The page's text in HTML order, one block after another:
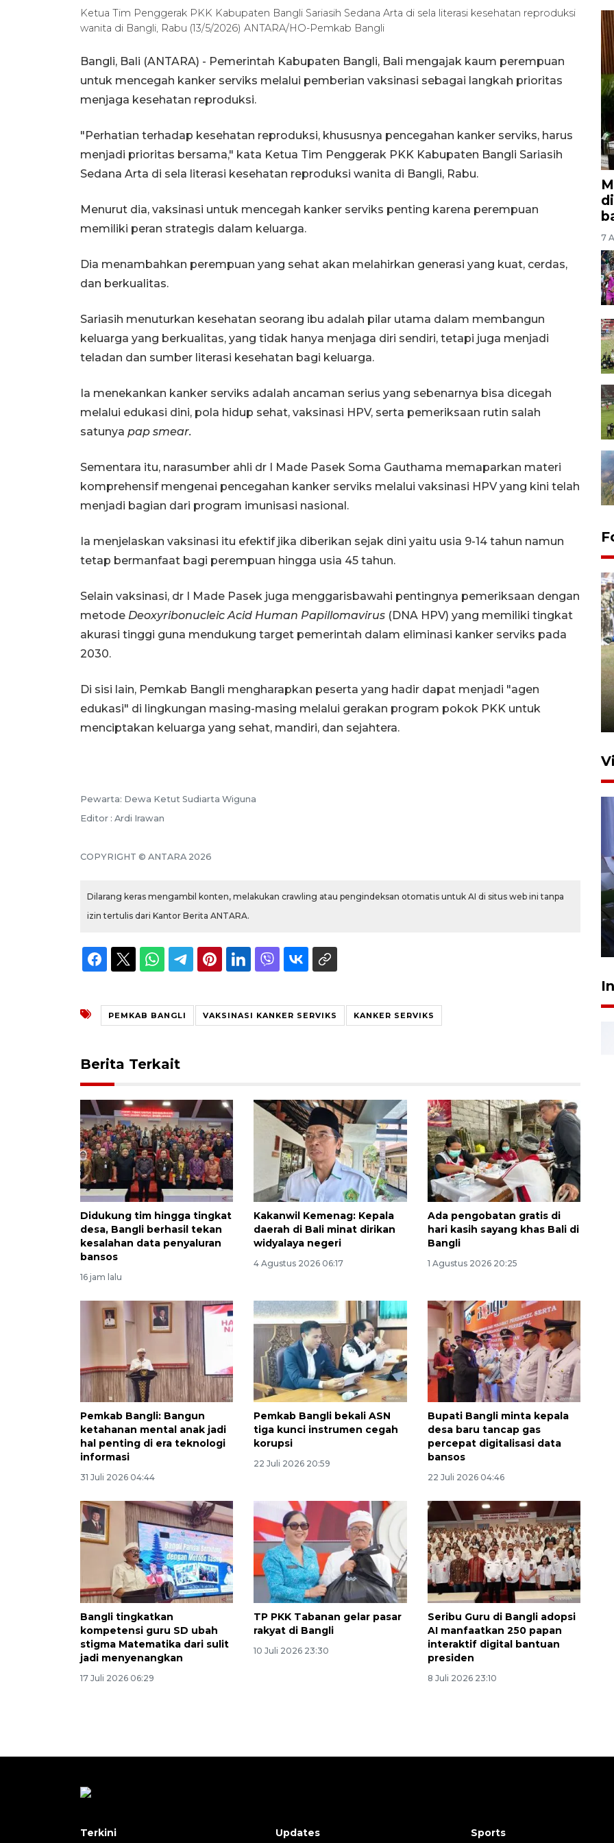
Ketua Tim Penggerak PKK Kabupaten Bangli Sariasih Sedana Arta di sela literasi kesehatan reproduksi
wanita di Bangli, Rabu (13/5/2026) ANTARA/HO-Pemkab Bangli
Bangli, Bali (ANTARA) - Pemerintah Kabupaten Bangli, Bali mengajak kaum perempuan
untuk mencegah kanker serviks melalui pemberian vaksinasi sebagai langkah prioritas
menjaga kesehatan reproduksi.
"Perhatian terhadap kesehatan reproduksi, khususnya pencegahan kanker serviks, harus
menjadi prioritas bersama," kata Ketua Tim Penggerak PKK Kabupaten Bangli Sariasih
Sedana Arta di sela literasi kesehatan reproduksi wanita di Bangli, Rabu.
Menurut dia, vaksinasi untuk mencegah kanker serviks penting karena perempuan
memiliki peran strategis dalam keluarga.
Dia menambahkan perempuan yang sehat akan melahirkan generasi yang kuat, cerdas,
dan berkualitas.
Sariasih menuturkan kesehatan seorang ibu adalah pilar utama dalam membangun
keluarga yang berkualitas, yang tidak hanya menjaga diri sendiri, tetapi juga menjadi
teladan dan sumber literasi kesehatan bagi keluarga.
Ia menekankan kanker serviks adalah ancaman serius yang sebenarnya bisa dicegah
melalui edukasi dini, pola hidup sehat, vaksinasi HPV, serta pemeriksaan rutin salah
satunya pap smear.
Sementara itu, narasumber ahli dr I Made Pasek Soma Gauthama memaparkan materi
komprehensif mengenai pencegahan kanker serviks melalui vaksinasi HPV yang kini telah
menjadi bagian dari program imunisasi nasional.
Ia menjelaskan vaksinasi itu efektif jika diberikan sejak dini yaitu usia 9-14 tahun namun
tetap bermanfaat bagi perempuan hingga usia 45 tahun.
Selain vaksinasi, dr I Made Pasek juga menggarisbawahi pentingnya pemeriksaan dengan
metode Deoxyribonucleic Acid Human Papillomavirus (DNA HPV) yang memiliki tingkat
akurasi tinggi guna mendukung target pemerintah dalam eliminasi kanker serviks pada
2030.
Di sisi lain, Pemkab Bangli mengharapkan peserta yang hadir dapat menjadi "agen
edukasi" di lingkungan masing-masing melalui gerakan program pokok PKK untuk
menciptakan keluarga yang sehat, mandiri, dan sejahtera.
Pewarta: Dewa Ketut Sudiarta Wiguna
Editor : Ardi Irawan
COPYRIGHT © ANTARA 2026
Dilarang keras mengambil konten, melakukan crawling atau pengindeksan otomatis untuk AI di situs web ini tanpa
izin tertulis dari Kantor Berita ANTARA.
PEMKAB BANGLI VAKSINASI KANKER SERVIKS KANKER SERVIKS
Berita Terkait
Didukung tim hingga tingkat
desa, Bangli berhasil tekan
kesalahan data penyaluran
bansos
16 jam lalu
Kakanwil Kemenag: Kepala
daerah di Bali minat dirikan
widyalaya negeri
4 Agustus 2026 06:17
Ada pengobatan gratis di
hari kasih sayang khas Bali di
Bangli
1 Agustus 2026 20:25
Pemkab Bangli: Bangun
ketahanan mental anak jadi
hal penting di era teknologi
informasi
31 Juli 2026 04:44
Pemkab Bangli bekali ASN
tiga kunci instrumen cegah
korupsi
22 Juli 2026 20:59
Bupati Bangli minta kepala
desa baru tancap gas
percepat digitalisasi data
bansos
22 Juli 2026 04:46
Bangli tingkatkan
kompetensi guru SD ubah
stigma Matematika dari sulit
jadi menyenangkan
17 Juli 2026 06:29
TP PKK Tabanan gelar pasar
rakyat di Bangli
10 Juli 2026 23:30
Seribu Guru di Bangli adopsi
AI manfaatkan 250 papan
interaktif digital bantuan
presiden
8 Juli 2026 23:10
7
pajak pedagang melalui
aplikasi belanja daring
6 Agustus 2026 16:45
Polisi tetapkan lima tersangka
pengeroyokan maling ayam di
160 ribu sambungan baru
jaringan gas 2026
2026-08-07 18:00:00
Terkini Updates Sports